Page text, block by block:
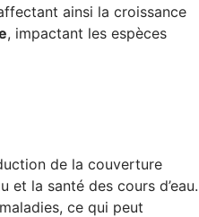
ainsi la croissance
, impactant les espèces
de la couverture
et la santé des cours d’eau.
ce qui peut